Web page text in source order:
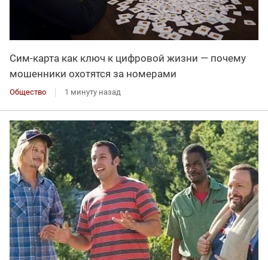
Сим-карта как ключ к цифровой жизни — почему
мошенники охотятся за номерами
Общество 1 минуту назад